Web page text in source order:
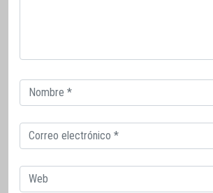
Correo
electrónico
Correo
electrónico
Web